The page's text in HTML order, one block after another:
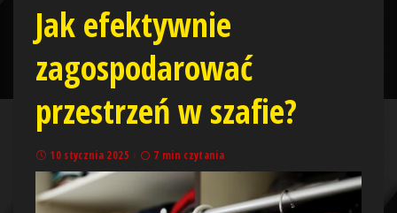
Jak efektywnie
zagospodarować
przestrzeń w szafie?
10 stycznia 2025 7 min czytania